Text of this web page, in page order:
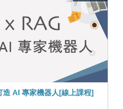
AI 專家機器人[線上課程]